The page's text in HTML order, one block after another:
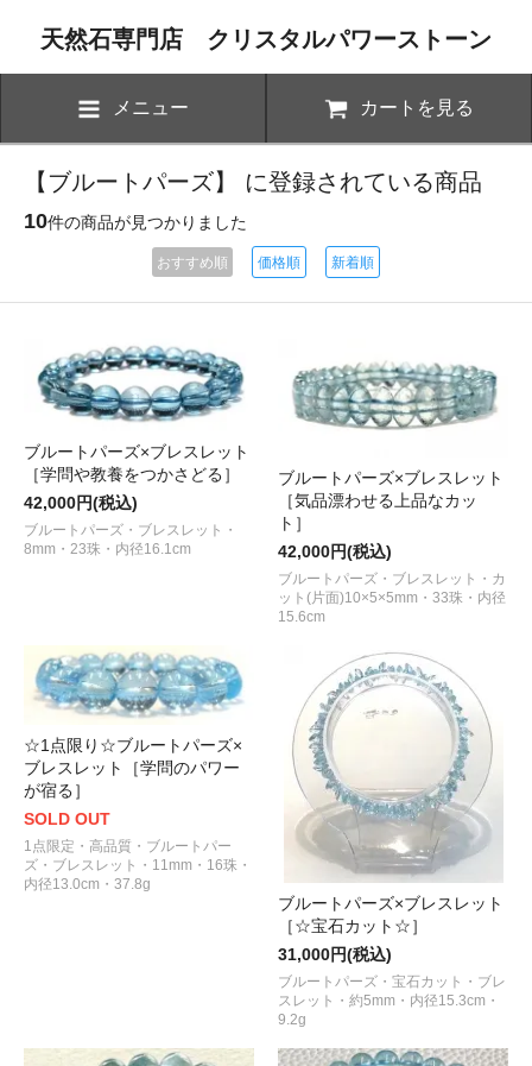
天然石専門店 クリスタルパワーストーン
メニュー カートを見る
【ブルートパーズ】 に登録されている商品
10件の商品が見つかりました
おすすめ順 価格順 新着順
ブルートパーズ×ブレスレット
［学問や教養をつかさどる］
42,000円(税込)
ブルートパーズ・ブレスレット・
8mm・23珠・内径16.1cm
ブルートパーズ×ブレスレット
［気品漂わせる上品なカッ
ト］
42,000円(税込)
ブルートパーズ・ブレスレット・カ
ット(片面)10×5×5mm・33珠・内径
15.6cm
☆1点限り☆ブルートパーズ×
ブレスレット［学問のパワー
が宿る］
SOLD OUT
1点限定・高品質・ブルートパー
ズ・ブレスレット・11mm・16珠・
内径13.0cm・37.8g
ブルートパーズ×ブレスレット
［☆宝石カット☆］
31,000円(税込)
ブルートパーズ・宝石カット・ブレ
スレット・約5mm・内径15.3cm・
9.2g